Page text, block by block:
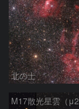
北の士